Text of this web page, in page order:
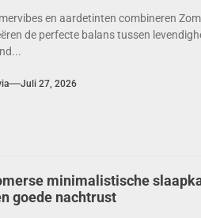
en aardetinten combineren
de perfecte balans tussen
Juli 27, 2026
minimalistische
goede nachtrust